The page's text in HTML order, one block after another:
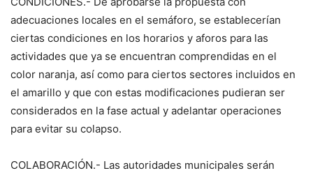
adecuaciones locales en el semáforo, se establecerían
ciertas condiciones en los horarios y aforos para las
actividades que ya se encuentran comprendidas en el
color naranja, así como para ciertos sectores incluidos en
el amarillo y que con estas modificaciones pudieran ser
considerados en la fase actual y adelantar operaciones
para evitar su colapso.
COLABORACIÓN.- Las autoridades municipales serán